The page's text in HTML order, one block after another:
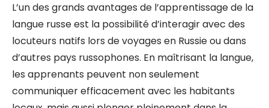
L’un des grands avantages de l’apprentissage de la
langue russe est la possibilité d’interagir avec des
locuteurs natifs lors de voyages en Russie ou dans
d’autres pays russophones. En maîtrisant la langue,
les apprenants peuvent non seulement
communiquer efficacement avec les habitants